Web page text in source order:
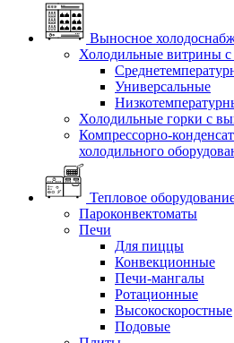
Выносное
Холодильные витрины
Универсальные
Холодильные горки с
Компрессорно-
холодильного
Тепловое
Пароконвектоматы
Печи
Для пиццы
Конвекционные
Печи-мангалы
Ротационные
Высокоскоростные
Подовые